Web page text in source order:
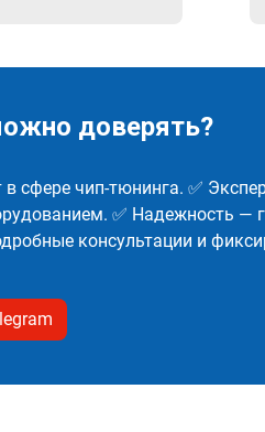
доверять?
в сфере чип-тюнинга. ✅
✅ Надежность —
консультации и